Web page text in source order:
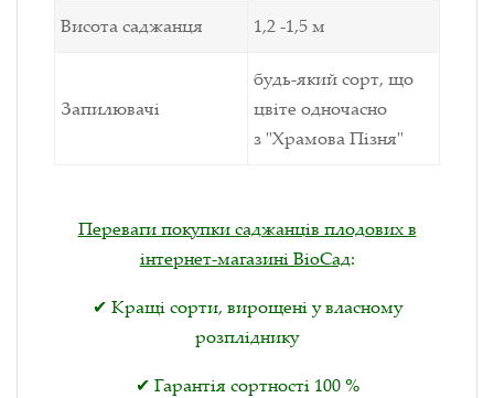
Висота саджанця 1,2 -1,5 м
Запилювачі
будь-який сорт, що
цвіте одночасно
з "Храмова Пізня"
Переваги покупки саджанців плодових в
інтернет-магазині BioСад:
✔ Кращі сорти, вирощені у власному
розпліднику
✔ Гарантія сортності 100 %